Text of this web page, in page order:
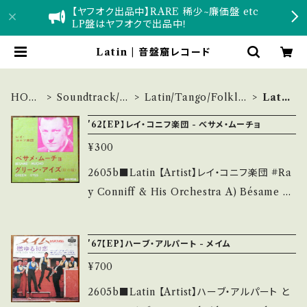
【ヤフオク出品中】RARE 稀少~廉価盤 etc
LP盤はヤフオクで出品中！
Latin | 音盤窟レコード
HOM
Soundtrack/et
Latin/Tango/Folklo
Lati
'62【EP】レイ・コニフ楽団 - べサメ・ムーチョ
¥300
2605b■Latin 【Artist】レイ・コニフ楽団 #Ra
y Conniff & His Orchestra A) Bésame M
聴■ https://youtu.be/fQMdZZ-2swM?si=
phEOdxmZBUoatHL5 【Condition】 Jacke
t/Record：B/B (国内盤/W Jacket) ______
'67【EP】ハーブ・アルパート - メイム
¥700
2605b■Latin 【Artist】ハーブ・アルパート と